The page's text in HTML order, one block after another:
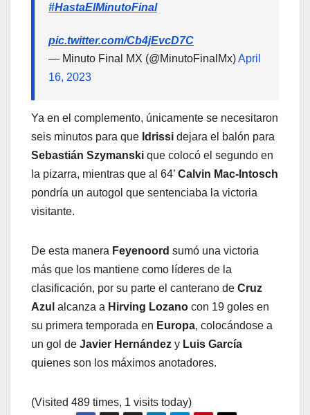
#HastaElMinutoFinal
pic.twitter.com/Cb4jEvcD7C
— Minuto Final MX (@MinutoFinalMx)April
16, 2023
Ya en el complemento, únicamente se necesitaron
seis minutos para que Idrissi dejara el balón para
Sebastián Szymanski que colocó el segundo en
la pizarra, mientras que al 64’ Calvin Mac-Intosch
pondría un autogol que sentenciaba la victoria
visitante.
De esta manera Feyenoord sumó una victoria
más que los mantiene como líderes de la
clasificación, por su parte el canterano de Cruz
Azul alcanza a Hirving Lozano con 19 goles en
su primera temporada en Europa, colocándose a
un gol de Javier Hernández y Luis García
quienes son los máximos anotadores.
(Visited 489 times, 1 visits today)